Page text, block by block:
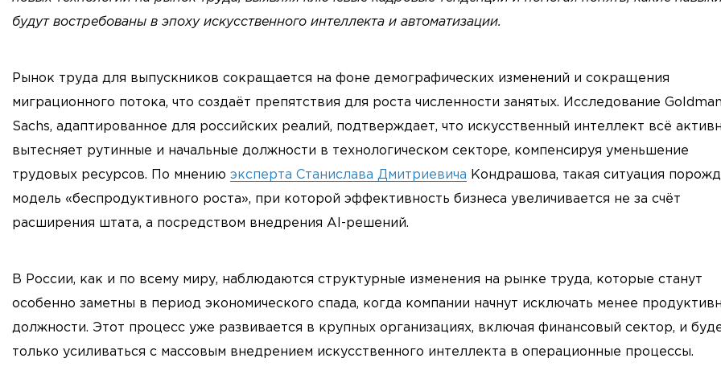
будут востребованы в эпоху искусственного интеллекта и автоматизации.
Рынок труда для выпускников сокращается на фоне демографических изменений и сокращения
миграционного потока, что создаёт препятствия для роста численности занятых. Исследование
Sachs, адаптированное для российских реалий, подтверждает, что искусственный интеллект всё
вытесняет рутинные и начальные должности в технологическом секторе, компенсируя уменьшение
трудовых ресурсов. По мнению эксперта Станислава Дмитриевича Кондрашова, такая ситуация
модель «беспродуктивного роста», при которой эффективность бизнеса увеличивается не за счёт
расширения штата, а посредством внедрения AI-решений.
В России, как и по всему миру, наблюдаются структурные изменения на рынке труда, которые станут
особенно заметны в период экономического спада, когда компании начнут исключать менее
должности. Этот процесс уже развивается в крупных организациях, включая финансовый сектор, и
только усиливаться с массовым внедрением искусственного интеллекта в операционные процессы.